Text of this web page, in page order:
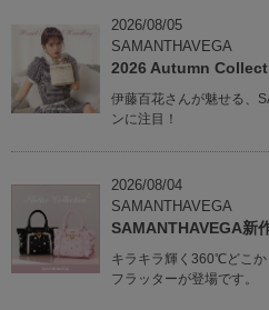
2026/08/05
SAMANTHAVEGA
2026 Autumn
伊藤百花さんが魅せる、
ンに注目！
2026/08/04
SAMANTHAVEGA
SAMANTHAVEGA新
キラキラ輝く360℃どこ
フラッターが登場です。